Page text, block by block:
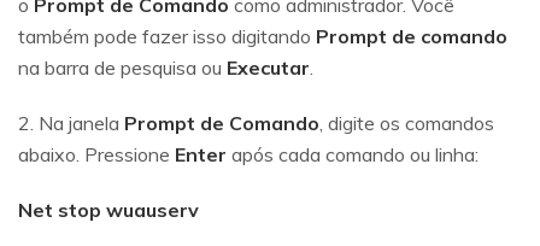
também pode fazer isso digitando Prompt de comando
na barra de pesquisa ou Executar
2. Na janela Prompt de Comando , digite os comandos
abaixo. Pressione Enter após cada comando ou linha:
Net stop wuauserv